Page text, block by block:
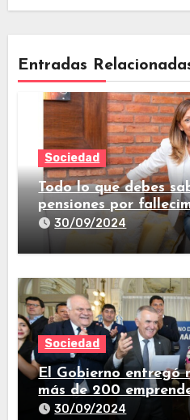
Entradas
Sociedad
Todo lo que debes
pensiones por
de vida
30/09/2024
Sociedad
El Gobierno entregó
más de 200
provincia
30/09/2024